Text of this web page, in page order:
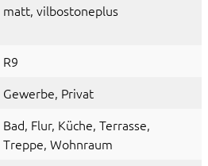
matt, vilbostoneplus
R9
Gewerbe, Privat
Bad, Flur, Küche, Terrasse,
Treppe, Wohnraum